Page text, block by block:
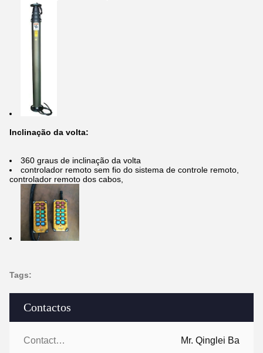
Contactos
Contactos: Mr. Qinglei Ba
Inclinação da volta:
360 graus de inclinação da volta
controlador remoto sem fio do sistema de controle remoto,
controlador remoto dos cabos,
Tags: